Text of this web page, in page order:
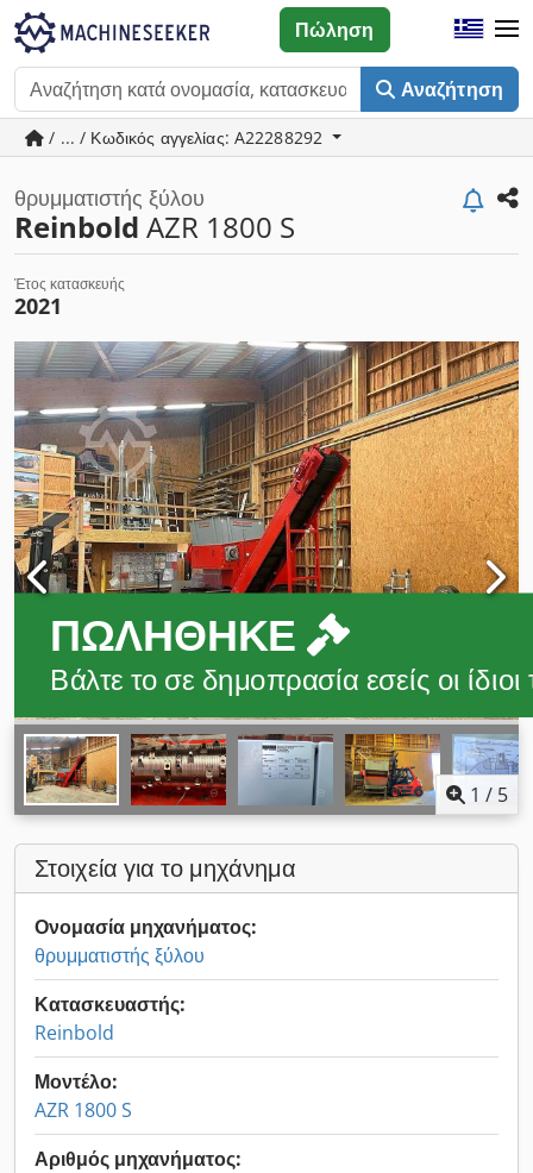
Αναζήτηση
Πώληση
/ ... / Κωδικός αγγελίας: A22288292
θρυμματιστής ξύλου
Reinbold AZR 1800 S
Έτος κατασκευής
2021
ΠΩΛΉΘΗΚΕ
Βάλτε το σε δημοπρασία εσείς οι
1 / 5
Στοιχεία για το μηχάνημα
Ονομασία μηχανήματος:
θρυμματιστής ξύλου
Κατασκευαστής:
Reinbold
Μοντέλο:
AZR 1800 S
Αριθμός μηχανήματος: